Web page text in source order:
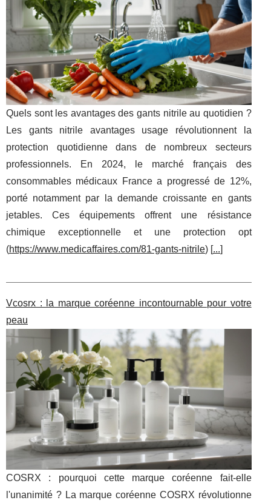
Quels sont les avantages des gants nitrile au quotidien ?
Les gants nitrile avantages usage révolutionnent la
protection quotidienne dans de nombreux secteurs
professionnels. En 2024, le marché français des
consommables médicaux France a progressé de 12%,
porté notamment par la demande croissante en gants
jetables. Ces équipements offrent une résistance
chimique exceptionnelle et une protection opt
(https://www.medicaffaires.com/81-gants-nitrile) [...]
Vcosrx : la marque coréenne incontournable pour votre
peau
COSRX : pourquoi cette marque coréenne fait-elle
l'unanimité ? La marque coréenne COSRX révolutionne